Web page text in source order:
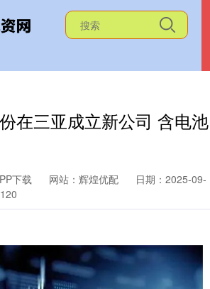
在三亚成立新公司 含电池
下载 网站：辉煌优配
日期：2025-09-